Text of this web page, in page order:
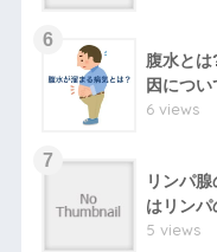
腹水と
因につい
6 views
リンパ
はリンパ
5 views